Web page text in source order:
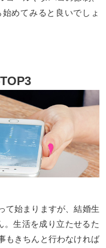
めてみると良いでしょ
て始まりますが、結婚生
。生活を成り立たせるた
もきちんと行わなければ